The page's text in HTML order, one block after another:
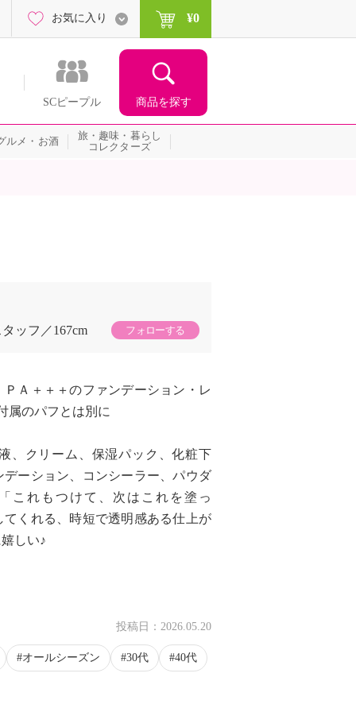
SCピープル 商品を探す
お気に入り ¥0
ルメ・お酒
旅・趣味・暮らし
コレクターズ
ッフ
167cm フォローする
Ａ＋＋＋のファンデーション・レ
属のパフとは別に
、クリーム、保湿パック、化粧下
ーション、コンシーラー、パウダ
これもつけて、次はこれを塗っ
くれる、時短で透明感ある仕上が
しい♪
投稿日： 2026.05.20
オールシーズン 30代 40代